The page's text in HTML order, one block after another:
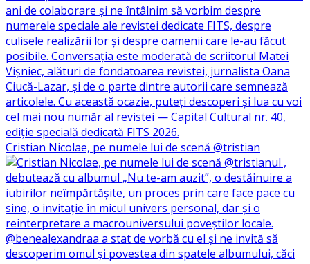
Cristian Nicolae, pe numele lui de scenă @tristian